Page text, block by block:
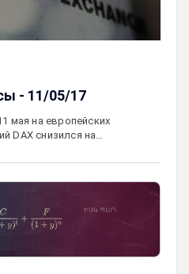
- 11/05/17
мая на европейских
DAX снизился на…